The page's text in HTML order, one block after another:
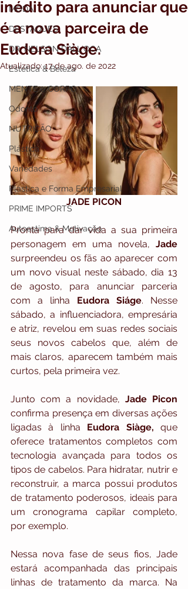
MODA
DESTAQUES
DR. NELSON DALL`OCA
Estética & Beleza
MENTE e CORPO
Odonto
NUTRIÇÃO
Plástica
Variedades
Plástica e Forma Empresarial
PRIME IMPORTS
Autoestima & Motivação
inédito para anunciar que
é a nova parceira de
Eudora Siàge.
Atualizado:17 de ago. de 2022
JADE PICON
Pronta para dar vida a sua primeira
personagem em uma novela, Jade
surpreendeu os fãs ao aparecer com
um novo visual neste sábado, dia 13
de agosto, para anunciar parceria
com a linha Eudora Siáge. Nesse
sábado, a influenciadora, empresária
e atriz, revelou em suas redes sociais
seus novos cabelos que, além de
mais claros, aparecem também mais
curtos, pela primeira vez.
Junto com a novidade, Jade Picon
confirma presença em diversas ações
ligadas à linha Eudora Siàge, que
oferece tratamentos completos com
tecnologia avançada para todos os
tipos de cabelos. Para hidratar, nutrir e
reconstruir, a marca possui produtos
de tratamento poderosos, ideais para
um cronograma capilar completo,
por exemplo.
Nessa nova fase de seus fios, Jade
estará acompanhada das principais
linhas de tratamento da marca. Na